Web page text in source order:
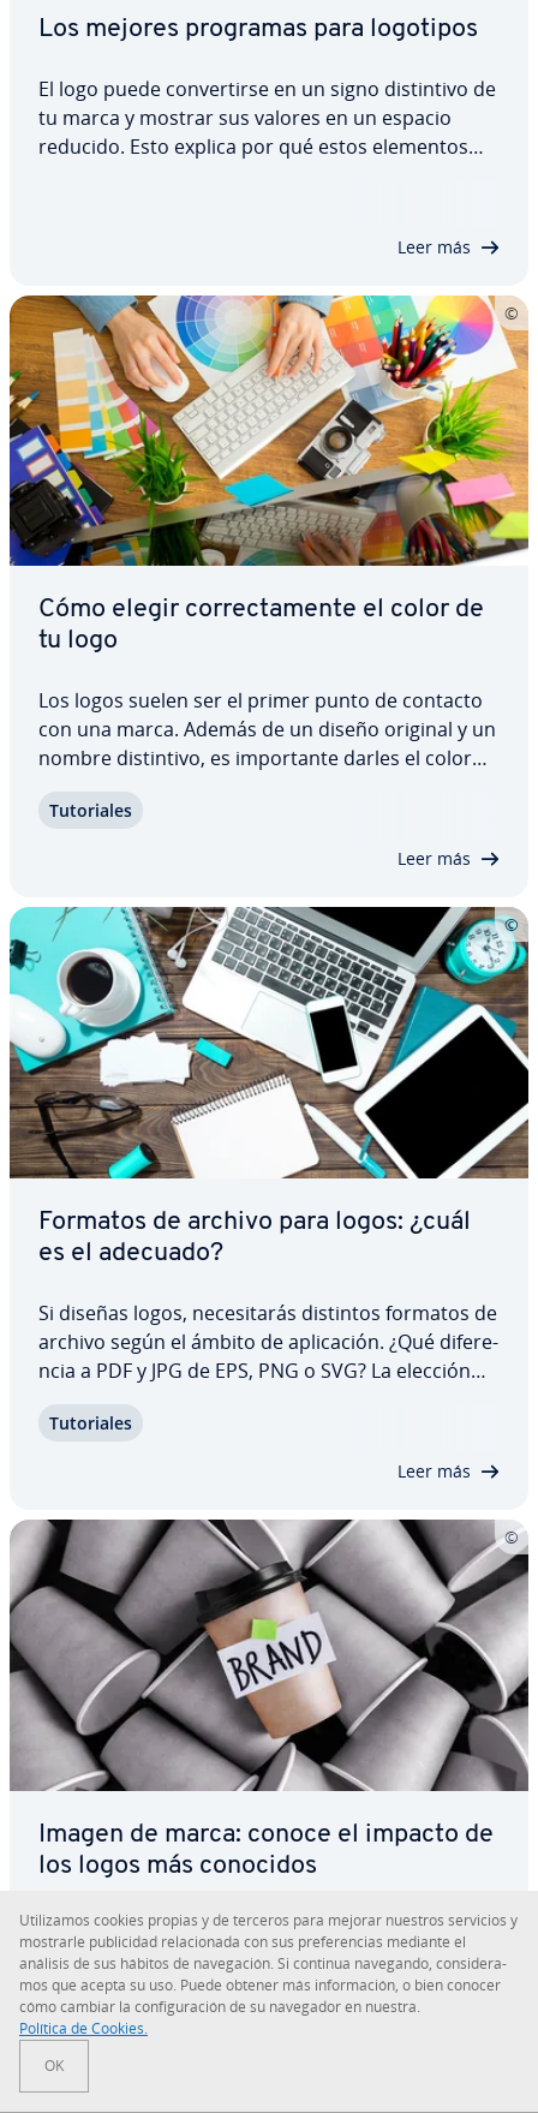
Los mejores programas para logotipos
El logo puede co­n­ve­r­ti­r­se en un signo di­s­ti­n­ti­vo de
tu marca y mostrar sus valores en un espacio
reducido. Esto explica por qué estos elementos
Leer más
Cómo elegir co­rre­c­ta­me­n­te el color de
tu logo
Los logos suelen ser el primer punto de contacto
con una marca. Además de un diseño original y un
nombre di­s­ti­n­ti­vo, es im­po­r­ta­n­te darles el color
n­te a los colores y las imágenes pueden in­flui­r­les
Tu­to­ria­les
Leer más
Formatos de archivo para logos: ¿cuál
es el adecuado?
Si diseñas logos, ne­ce­si­ta­rás distintos formatos de
archivo según el ámbito de apli­ca­ción. ¿Qué di­fe­re­
n­cia a PDF y JPG de EPS, PNG o SVG? La elección
ada­p­ta­bi­li­dad a di­fe­re­n­tes tamaños y la uni­fo­r­mi­
Tu­to­ria­les
Leer más
Imagen de marca: conoce el impacto de
los logos más conocidos
Los logos de las marcas están por todas partes.
No obstante, no sabemos hasta qué punto somos
capaces de fijarnos en ellos. El estudio Branded
Memory ha llevado a cabo una in­ve­s­ti­ga­ción para
co­m­pro­bar­lo en la que han pa­r­ti­ci­pa­do un total de
150 hombres y mujeres pe­r­te­ne­cie­n­tes a…
Uti­li­za­mos cookies propias y de terceros para mejorar nuestros servicios y
mostrarle pu­bli­ci­dad re­la­cio­na­da con sus pre­fe­re­n­cias mediante el
análisis de sus hábitos de na­ve­ga­ción. Si continua navegando, co­n­si­de­ra­
mos que acepta su uso. Puede obtener más in­fo­r­ma­ción, o bien conocer
cómo cambiar la co­n­fi­gu­ra­ción de su navegador en nuestra.
Política de Cookies.
OK